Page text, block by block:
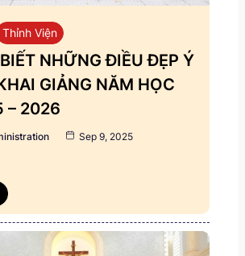
Thỉnh Viện
NHỮNG ĐIỀU ĐẸP Ý
GIẢNG NĂM HỌC
– 2026
Sep 9, 2025